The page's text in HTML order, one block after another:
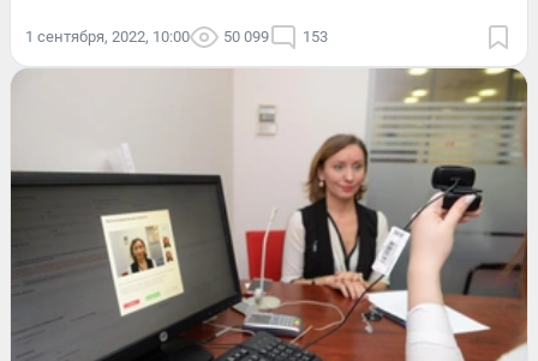
1 сентября, 2022, 10:00 50 099 153